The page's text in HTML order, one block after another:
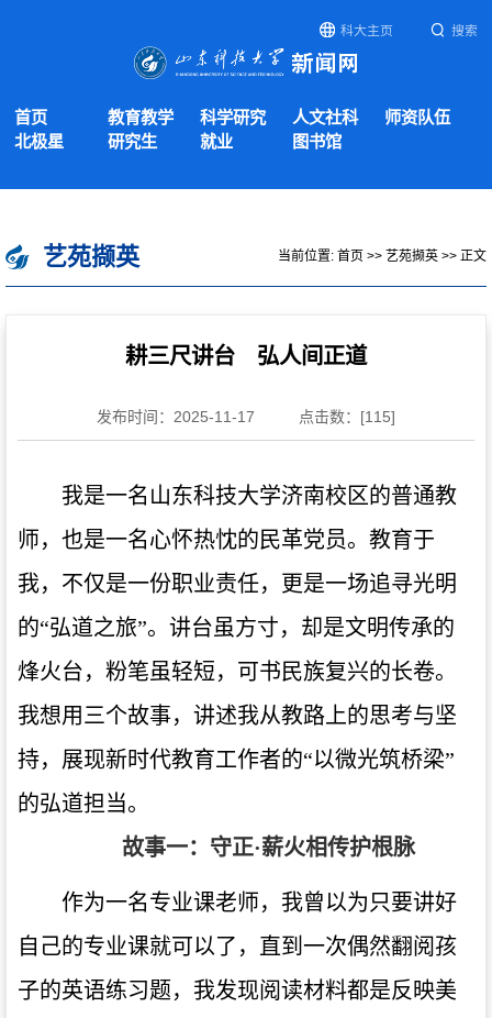
科大主页 搜索
首页 教育教学 科学研究 人文社科
师资队伍
北极星
研究生 就业 图书馆
艺苑撷英 当前位置: 首页 >> 艺苑撷英 >> 正文
耕三尺讲台 弘人间正道
发布时间：2025-11-17 点击数：[115]
我是一名山东科技大学济南校区的普通教
师，也是一名心怀热忱的民革党员。教育于
我，不仅是一份职业责任，更是一场追寻光明
的“弘道之旅”。讲台虽方寸，却是文明传承的
烽火台，粉笔虽轻短，可书民族复兴的长卷。
我想用三个故事，讲述我从教路上的思考与坚
持，展现新时代教育工作者的“以微光筑桥梁”
的弘道担当。
故事一：守正·薪火相传护根脉
作为一名专业课老师，我曾以为只要讲好
自己的专业课就可以了，直到一次偶然翻阅孩
子的英语练习题，我发现阅读材料都是反映美